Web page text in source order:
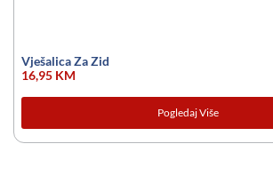
Vješalica Za Zid
16,95 KM
Pogledaj Više